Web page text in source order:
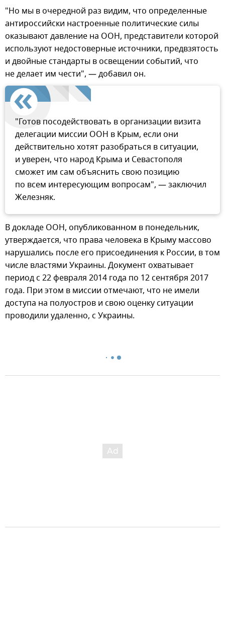
"Но мы в очередной раз видим, что определенные
антироссийски настроенные политические силы
оказывают давление на ООН, представители которой
используют недостоверные источники, предвзятость
и двойные стандарты в освещении событий, что
не делает им чести", — добавил он.
"Готов посодействовать в организации визита
делегации миссии ООН в Крым, если они
действительно хотят разобраться в ситуации,
и уверен, что народ Крыма и Севастополя
сможет им сам объяснить свою позицию
по всем интересующим вопросам", — заключил
Железняк.
В докладе ООН, опубликованном в понедельник,
утверждается, что права человека в Крыму массово
нарушались после его присоединения к России, в том
числе властями Украины. Документ охватывает
период с 22 февраля 2014 года по 12 сентября 2017
года. При этом в миссии отмечают, что не имели
доступа на полуостров и свою оценку ситуации
проводили удаленно, с Украины.